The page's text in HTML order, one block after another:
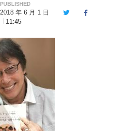
PUBLISHED
2018 年 6 月 1 日
11:45
TwitterFacebook